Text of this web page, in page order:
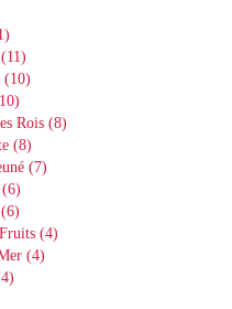
(11)
(10)
Rois (8)
(8)
(7)
(6)
(6)
(4)
(4)